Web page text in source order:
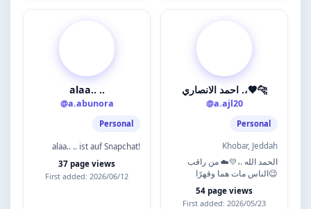
alaa.. ..
@a.abunora
Personal
alaa.. .. ist auf Snapchat!
37 page views
First added: 2026/06/12
احمد الانصاري .،🤎🐆
@a.ajl20
Personal
Khobar, Jeddah
الحمد الله .،💛☁️ من راقب
الناس مات هما وقهرًا😉
54 page views
First added: 2026/05/23